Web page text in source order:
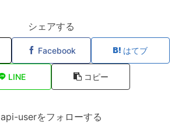
シェアする
Facebook はてブ
LINE コピー
api-userをフォローする